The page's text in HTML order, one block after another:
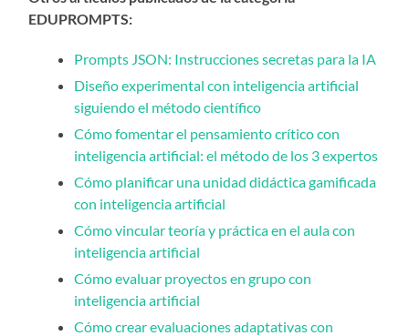
EDUPROMPTS:
Prompts JSON: Instrucciones secretas para la IA
Diseño experimental con inteligencia artificial
siguiendo el método científico
Cómo fomentar el pensamiento crítico con
inteligencia artificial: el método de los 3 expertos
Cómo planificar una unidad didáctica gamificada
con inteligencia artificial
Cómo vincular teoría y práctica en el aula con
inteligencia artificial
Cómo evaluar proyectos en grupo con
inteligencia artificial
Cómo crear evaluaciones adaptativas con